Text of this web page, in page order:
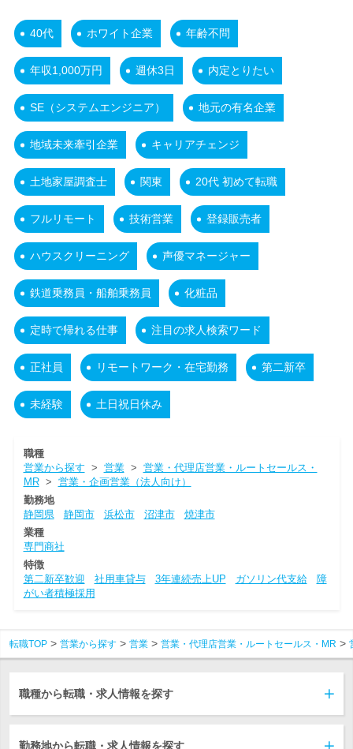
40代 ホワイト企業 年齢不問
年収1,000万円 週休3日 内定とりたい
SE（システムエンジニア） 地元の有名企業
地域未来牽引企業 キャリアチェンジ
土地家屋調査士 関東 20代 初めて転職
フルリモート 技術営業 登録販売者
ハウスクリーニング 声優マネージャー
鉄道乗務員・船舶乗務員 化粧品
定時で帰れる仕事 注目の求人検索ワード
正社員 リモートワーク・在宅勤務 第二新卒
未経験 土日祝日休み
職種
営業から探す > 営業> 営業・代理店営業・ルートセールス・
MR> 営業・企画営業（法人向け）
勤務地
静岡県
静岡市 浜松市 沼津市
焼津市
業種
専門商社
特徴
第二新卒歓迎
社用車貸与 3年連続売上UP ガソリン代支給
障
がい者積極採用
転職TOP 営業から探す 営業 営業・代理店営業・ルートセールス・MR
職種から転職・求人情報を探す
勤務地から転職・求人情報を探す